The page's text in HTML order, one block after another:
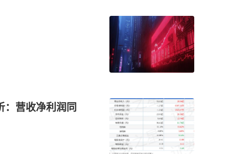
：营收净利润同